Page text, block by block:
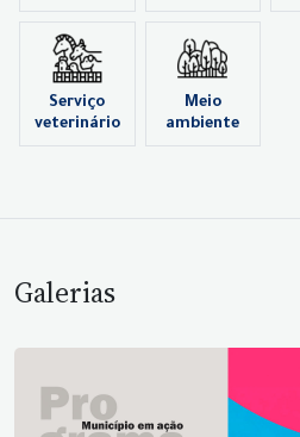
Serviço
veterinário
Meio
ambiente
Galerias